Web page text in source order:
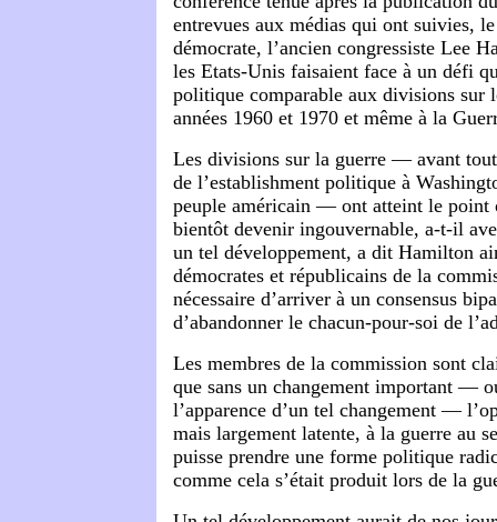
entrevues aux médias qui ont suivies,
démocrate, l’ancien congressiste Lee
les Etats-Unis faisaient face à un défi
politique comparable aux divisions sur
années 1960 et 1970 et même à la
Les divisions sur la guerre — avant
de l’establishment politique à
peuple américain — ont atteint le point
bientôt devenir ingouvernable, a-t-il
un tel développement, a dit Hamilton
démocrates et républicains de la
nécessaire d’arriver à un consensus
d’abandonner le chacun-pour-soi de
Les membres de la commission sont
que sans un changement important —
l’apparence d’un tel changement —
mais largement latente, à la guerre au
puisse prendre une forme politique
comme cela s’était produit lors de la